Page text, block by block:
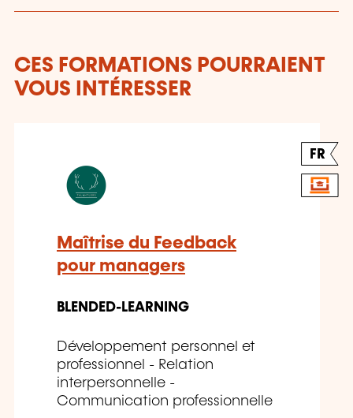
CES FORMATIONS POURRAIENT
VOUS INTÉRESSER
FR
Maîtrise du Feedback
pour managers
BLENDED-LEARNING
Développement personnel et
professionnel - Relation
interpersonnelle -
Communication professionnelle